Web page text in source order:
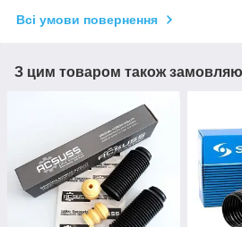
Всі умови повернення
З цим товаром також